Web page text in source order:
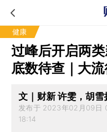
健康
过峰后开启两
底数待查｜大
文｜财新 许雯，胡雪
发布于 2023年02月09日
18:14